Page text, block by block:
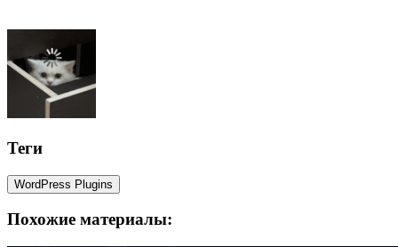
Теги
WordPress Plugins
Похожие материалы: